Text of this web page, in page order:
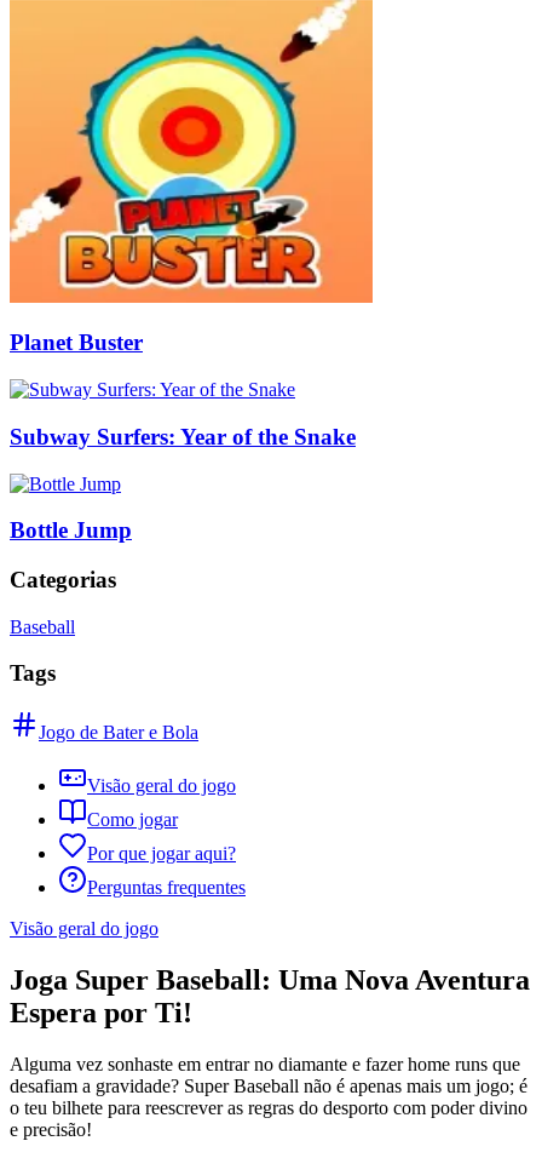
Planet Buster
Subway Surfers: Year of the Snake
Bottle Jump
Categorias
Baseball
Tags
Jogo de Bater e Bola
Visão geral do jogo
Como jogar
Por que jogar aqui?
Perguntas frequentes
Visão geral do jogo
Joga Super Baseball: Uma Nova Aventura
Espera por Ti!
Alguma vez sonhaste em entrar no diamante e fazer home runs que
desafiam a gravidade? Super Baseball não é apenas mais um jogo; é
o teu bilhete para reescrever as regras do desporto com poder divino
e precisão!